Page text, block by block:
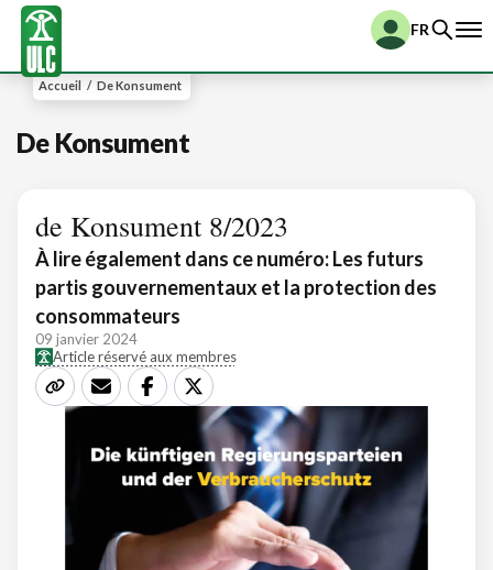
FR
Accueil / De Konsument
De Konsument
de Konsument 8/2023
À lire également dans ce numéro: Les futurs
partis gouvernementaux et la protection des
consommateurs
09 janvier 2024
Article réservé aux membres